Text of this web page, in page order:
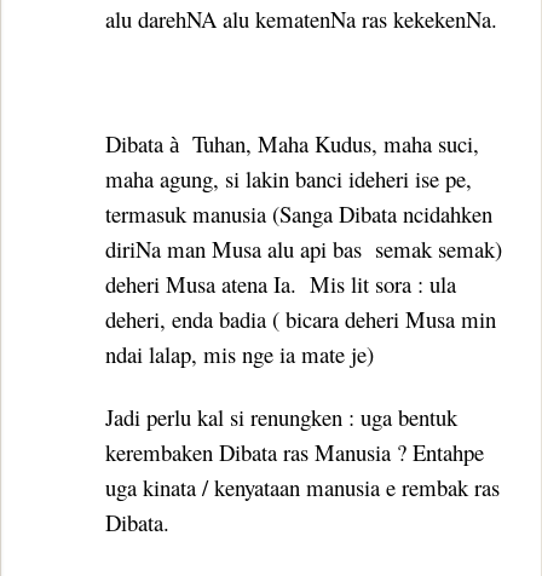
alu darehNA alu kematenNa ras kekekenNa.
Dibata à Tuhan, Maha Kudus, maha suci,
maha agung, si lakin banci ideheri ise pe,
termasuk manusia (Sanga Dibata ncidahken
diriNa man Musa alu api bas semak semak)
deheri Musa atena Ia. Mis lit sora : ula
deheri, enda badia ( bicara deheri Musa min
ndai lalap, mis nge ia mate je)
Jadi perlu kal si renungken : uga bentuk
kerembaken Dibata ras Manusia ? Entahpe
uga kinata / kenyataan manusia e rembak ras
Dibata.